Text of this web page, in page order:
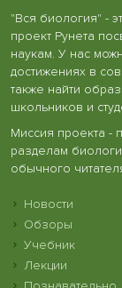
"Вся биология" -
проект Рунета
наукам. У нас
достижениях в
также найти
школьников и
Миссия проекта -
разделам
обычного
Новости
Обзоры
Учебник
Лекции